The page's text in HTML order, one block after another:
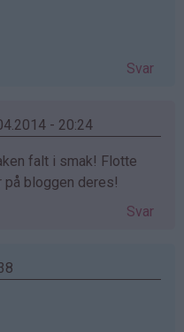
Svar
- 20:24
falt i smak! Flotte
på bloggen deres!
Svar